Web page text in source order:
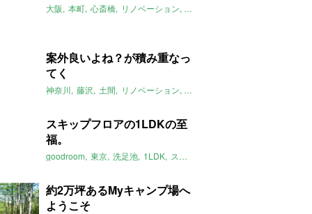
大阪 本町 心斎橋 リノベーション 土間
案外良いよね？が積み重なっ
てく
神奈川 藤沢 土間 リノベーション 2019年9月のおすすめ
スキップフロアの1LDKの至
福。
goodroom 東京 洗足池 1LDK スキップフロア
約2万坪あるMyキャンプ場へ
ようこそ